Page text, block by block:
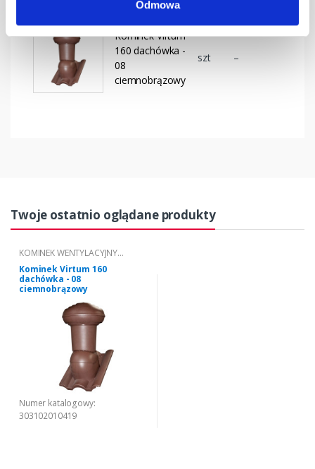
Odmowa
Kominek Virtum
160 dachówka -
08
ciemnobrązowy
szt –
Twoje ostatnio oglądane produkty
KOMINEK WENTYLACYJNY
VIRTUM® TYP 08
Kominek Virtum 160
dachówka - 08
ciemnobrązowy
Numer katalogowy:
303102010419